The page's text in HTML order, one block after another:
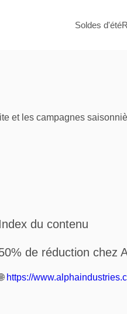
Soldes d'été
et les campagnes
du contenu
de réduction chez
https://